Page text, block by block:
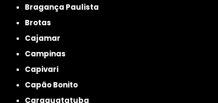
Bragança Paulista
Brotas
Cajamar
Campinas
Capivari
Capão Bonito
Caraguatatuba